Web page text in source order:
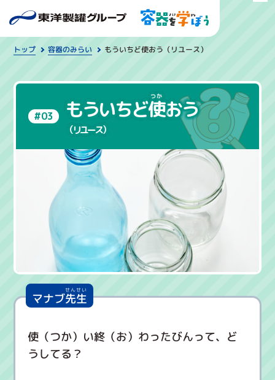
トップ 容器のみらい もういちど使おう（リユース）
#03 もういちど使おう
（リユース）
マナブ先生
使 （つか） い終 （お） わったびんって、 ど
うしてる ？